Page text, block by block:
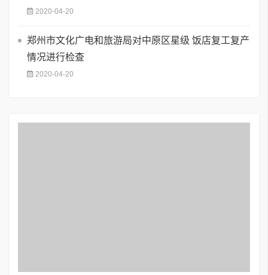
2020-04-20
郑州市文化广电和旅游局对中原区星级 饭店复工复产
情况进行检查
2020-04-20